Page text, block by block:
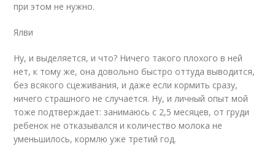
при этом не нужно.
Ялви
Ну, и выделяется, и что? Ничего такого плохого в ней
нет, к тому же, она довольно быстро оттуда выводится,
без всякого сцеживания, и даже если кормить сразу,
ничего страшного не случается. Ну, и личный опыт мой
тоже подтверждает: занимаюсь с 2,5 месяцев, от груди
ребенок не отказывался и количество молока не
уменьшилось, кормлю уже третий год.